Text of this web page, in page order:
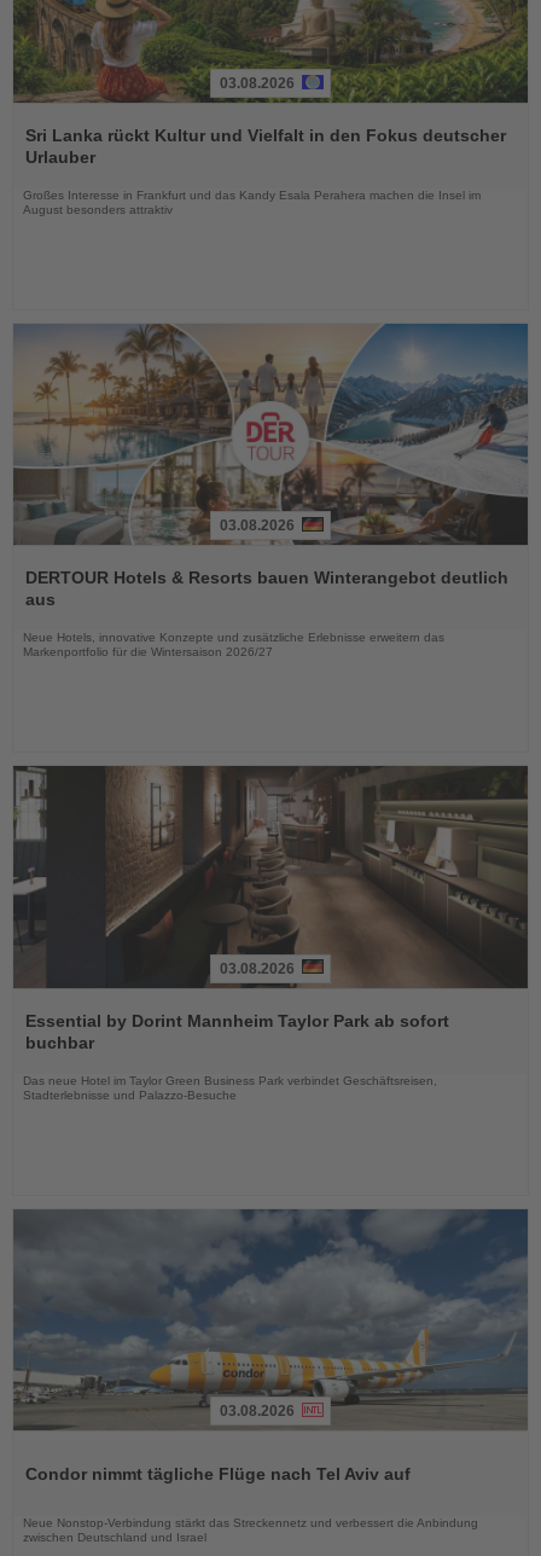
Sie
die
03.08.2026
Sri Lanka rückt Kultur und Vielfalt in den Fokus deutscher
Urlauber
Großes Interesse in Frankfurt und das Kandy Esala Perahera machen die Insel im
August besonders attraktiv
Sie
die
03.08.2026
DERTOUR Hotels & Resorts bauen Winterangebot deutlich
aus
Neue Hotels, innovative Konzepte und zusätzliche Erlebnisse erweitern das
Markenportfolio für die Wintersaison 2026/27
Sie
die
03.08.2026
Essential by Dorint Mannheim Taylor Park ab sofort
buchbar
Das neue Hotel im Taylor Green Business Park verbindet Geschäftsreisen,
Stadterlebnisse und Palazzo-Besuche
die
03.08.2026
Condor nimmt tägliche Flüge nach Tel Aviv auf
Neue Nonstop-Verbindung stärkt das Streckennetz und verbessert die Anbindung
zwischen Deutschland und Israel